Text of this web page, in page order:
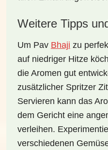
Weitere Tipps
Um Pav Bhaji zu
auf niedriger Hitze
die Aromen gut
zusätzlicher Spritzer
Servieren kann das
dem Gericht eine
verleihen.
verschiedenen